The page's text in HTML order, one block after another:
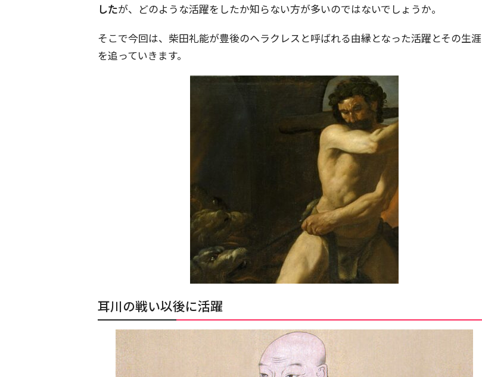
したが、どのような活躍をしたか知らない方が多いのではないでしょうか。
そこで今回は、柴田礼能が豊後のヘラクレスと呼ばれる由縁となった活躍とその生涯
を追っていきます。
耳川の戦い以後に活躍